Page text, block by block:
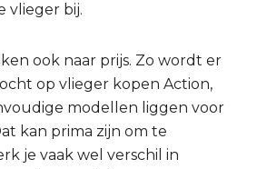
vlieger bij.
ook naar prijs. Zo wordt er
op vlieger kopen Action,
modellen liggen voor
kan prima zijn om te
je vaak wel verschil in